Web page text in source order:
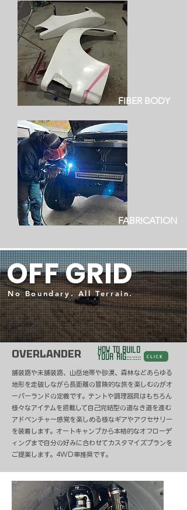
FIBER BODY
FABRICATION
OFF GRID
No Boundary. All Terrain.
OVERLANDER
HOW TO BUILD
your rig::::::::
CLICK
​舗装路や未舗装路、山岳地帯や砂漠、森林などあらゆる
地形を走破しながら長距離の冒険的な旅を楽しむのがオ
ーバーランドの定義です。テントや調理器具はもちろん
様々なアイテムを搭載して自己完結型の道なき道を進む
アドベンチャー感覚を楽しめる様なギアやアクセサリー
を装着します。オートキャンプから本格的なオフローデ
ィングまで自分の好みに合わせてカスタマイズプランを
ご提案します。4WD車推奨です。